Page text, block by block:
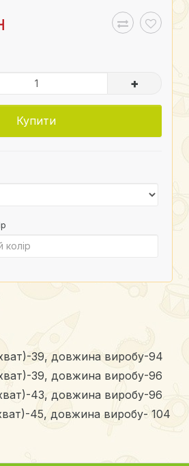
+
Купити
39, довжина виробу-94
39, довжина виробу-96
43, довжина виробу-96
45, довжина виробу- 104